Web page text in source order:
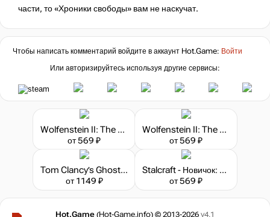
части, то «Хроники свободы» вам не наскучат.
Чтобы написать комментарий войдите в аккаунт Hot.Game: Войти
Или авторизируйтесь используя другие сервисы:
Wolfenstein II: The Freedom Chronicles - Episode 2
от 569 ₽
Wolfenstein II: The Freedom Chronicles - Episode 1
от 569 ₽
Tom Clancy’s Ghost Recon: Wildlands - Season Pass
от 1149 ₽
Stalcraft - Новичок: Боец (перс.)
от 569 ₽
Hot.Game (Hot-Game.info) © 2013-2026 v4.1